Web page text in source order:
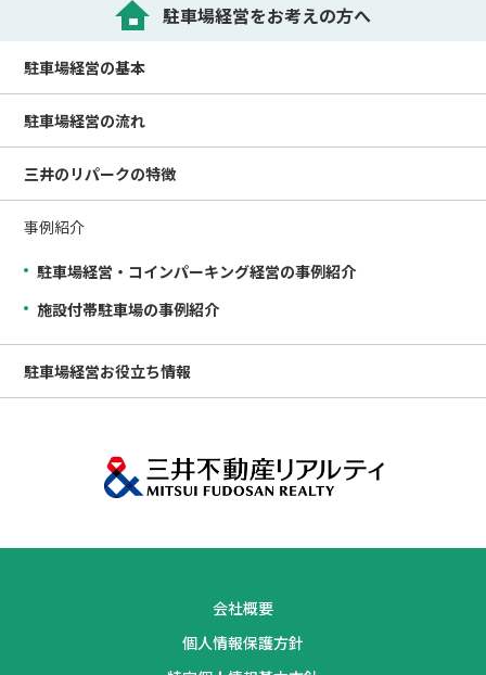
駐車場経営をお考えの方へ
駐車場経営の基本
駐車場経営の流れ
三井のリパークの特徴
事例紹介
駐車場経営・コインパーキング経営の事例紹介
施設付帯駐車場の事例紹介
駐車場経営お役立ち情報
会社概要
個人情報保護方針